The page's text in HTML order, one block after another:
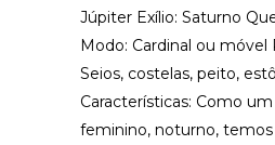
Júpiter Exílio: Saturno
Modo: Cardinal ou móvel
Seios, costelas, peito,
Características: Como
feminino, noturno,